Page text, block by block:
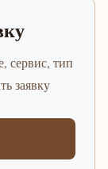
сервис, тип
заявку